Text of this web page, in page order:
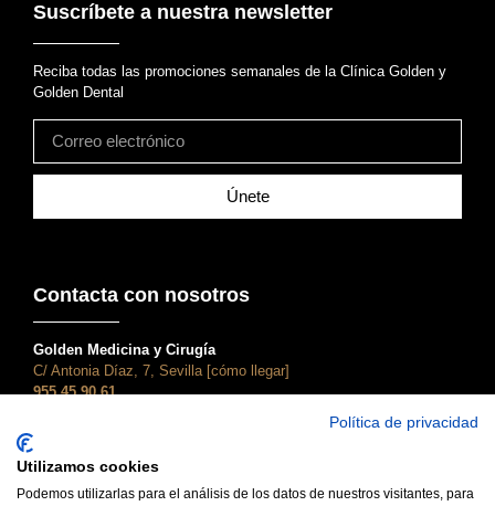
Suscríbete a nuestra newsletter
Reciba todas las promociones semanales de la Clínica Golden y
Golden Dental
Únete
Contacta con nosotros
Golden Medicina y Cirugía
C/ Antonia Díaz, 7, Sevilla [cómo llegar]
955 45 90 61
C/ Adriano, 28, Sevilla [cómo llegar]
955 45 90 61
Política de privacidad
Utilizamos cookies
Podemos utilizarlas para el análisis de los datos de nuestros visitantes, para